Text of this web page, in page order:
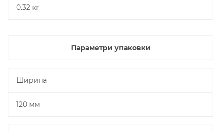
0.32 кг
Параметри упаковки
Ширина
120 мм